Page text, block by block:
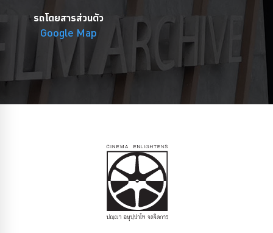
รถโดยสารส่วนตัว
Google Map